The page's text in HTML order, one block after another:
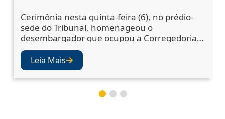
Cerimônia nesta quinta-feira (6), no prédio-
sede do Tribunal, homenageou o
desembargador que ocupou a Corregedoria
Regional no biênio 2023/2025 A cerimônia de
descerramento do retrato do desembargador
Marcelo Augusto Souto de Oliveira,
corregedor regional no biênio 2023/2025,
ocorreu nesta quinta-feira (6), no Salão Nobre
do TRT-1. A solenidade confirmou a inclusão
Leia Mais